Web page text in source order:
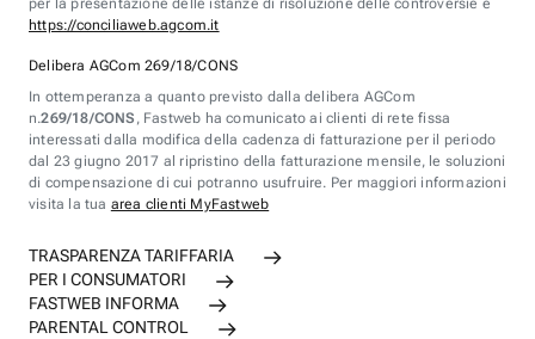
per la presentazione delle istanze di risoluzione delle controversie è
https://conciliaweb.agcom.it
Delibera AGCom 269/18/CONS
In ottemperanza a quanto previsto dalla delibera AGCom
n.269/18/CONS , Fastweb ha comunicato ai clienti di rete fissa
interessati dalla modifica della cadenza di fatturazione per il periodo
dal 23 giugno 2017 al ripristino della fatturazione mensile, le soluzioni
di compensazione di cui potranno usufruire. Per maggiori informazioni
visita la tua area clienti MyFastweb
TRASPARENZA TARIFFARIA
PER I CONSUMATORI
FASTWEB INFORMA
PARENTAL CONTROL